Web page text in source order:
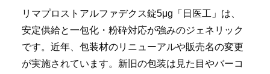
リマプロストアルファデクス錠5μg「日医工」は、
安定供給と一包化・粉砕対応が強みのジェネリック
です。近年、包装材のリニューアルや販売名の変更
が実施されています。新旧の包装は見た目やバーコ